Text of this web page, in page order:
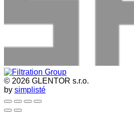
© 2026 GLENTOR s.r.o.
by simplisté